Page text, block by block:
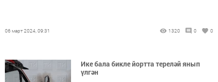
06 март 2024, 09:31 1320 0 0
Ике бала бикле йортта тереләй янып
үлгән